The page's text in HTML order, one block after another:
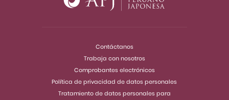
Contáctanos
Trabaja con nosotros
Comprobantes electrónicos
Política de privacidad de datos personales
Tratamiento de datos personales para